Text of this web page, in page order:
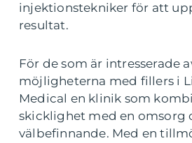
injektionstekniker för att
resultat.
För de som är intresserade
möjligheterna med fillers i
Medical en klinik som
skicklighet med en omsorg
välbefinnande. Med en